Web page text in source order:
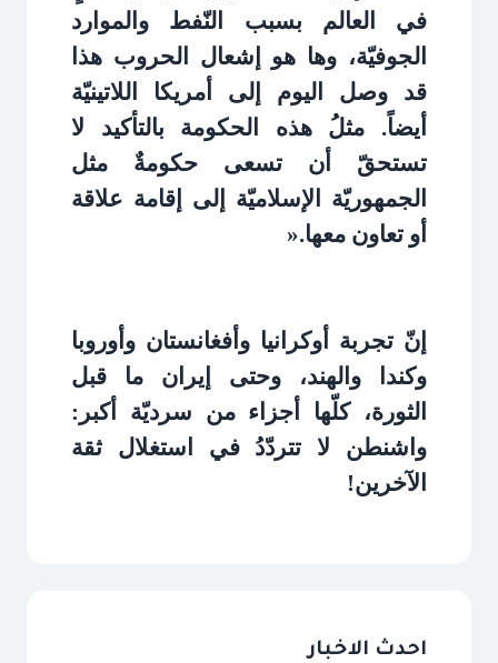
في العالم بسبب النّفط والموارد
الجوفيّة، وها هو إشعال الحروب هذا
قد وصل اليوم إلى أمريكا اللاتينيّة
أيضاً. مثلُ هذه الحكومة بالتأكيد لا
تستحقّ أن تسعى حكومةٌ مثل
الجمهوريّة الإسلاميّة إلى إقامة علاقة
أو تعاون معها».
إنّ تجربة أوكرانيا وأفغانستان وأوروبا
وكندا والهند، وحتى إيران ما قبل
الثورة، كلّها أجزاء من سرديّة أكبر:
واشنطن لا تتردّدُ في استغلال ثقة
الآخرين!
احدث الاخبار